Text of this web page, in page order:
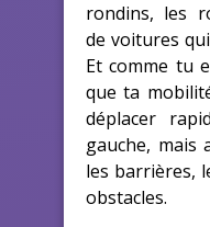
rondins, les
de voitures
Et comme tu
que ta
déplacer
gauche, mais
les barrières,
obstacles.